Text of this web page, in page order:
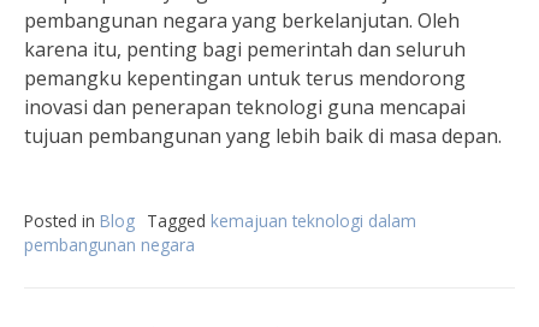
pembangunan negara yang berkelanjutan. Oleh
karena itu, penting bagi pemerintah dan seluruh
pemangku kepentingan untuk terus mendorong
inovasi dan penerapan teknologi guna mencapai
tujuan pembangunan yang lebih baik di masa depan.
Posted in Blog Tagged kemajuan teknologi dalam
pembangunan negara